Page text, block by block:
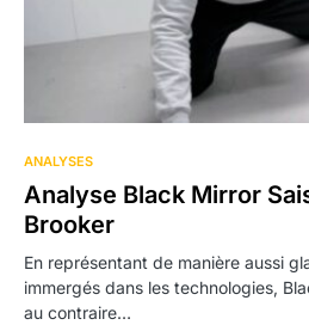
ANALYSES
Analyse Black Mirror
Brooker
En représentant de manière aussi
immergés dans les technologies,
au contraire…